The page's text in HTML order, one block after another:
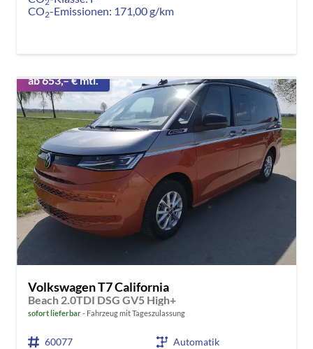
CO2-Emissionen: 171,00 g/km
ab 653,– € mtl.
Volkswagen T7 California
Beach 2.0TDI DSG GV5 High+
sofort lieferbar Fahrzeug mit Tageszulassung
60077 Automatik